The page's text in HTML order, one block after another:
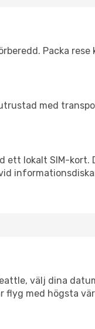
Packa rese
med
ett lokalt SIM-
välj dina
med högsta